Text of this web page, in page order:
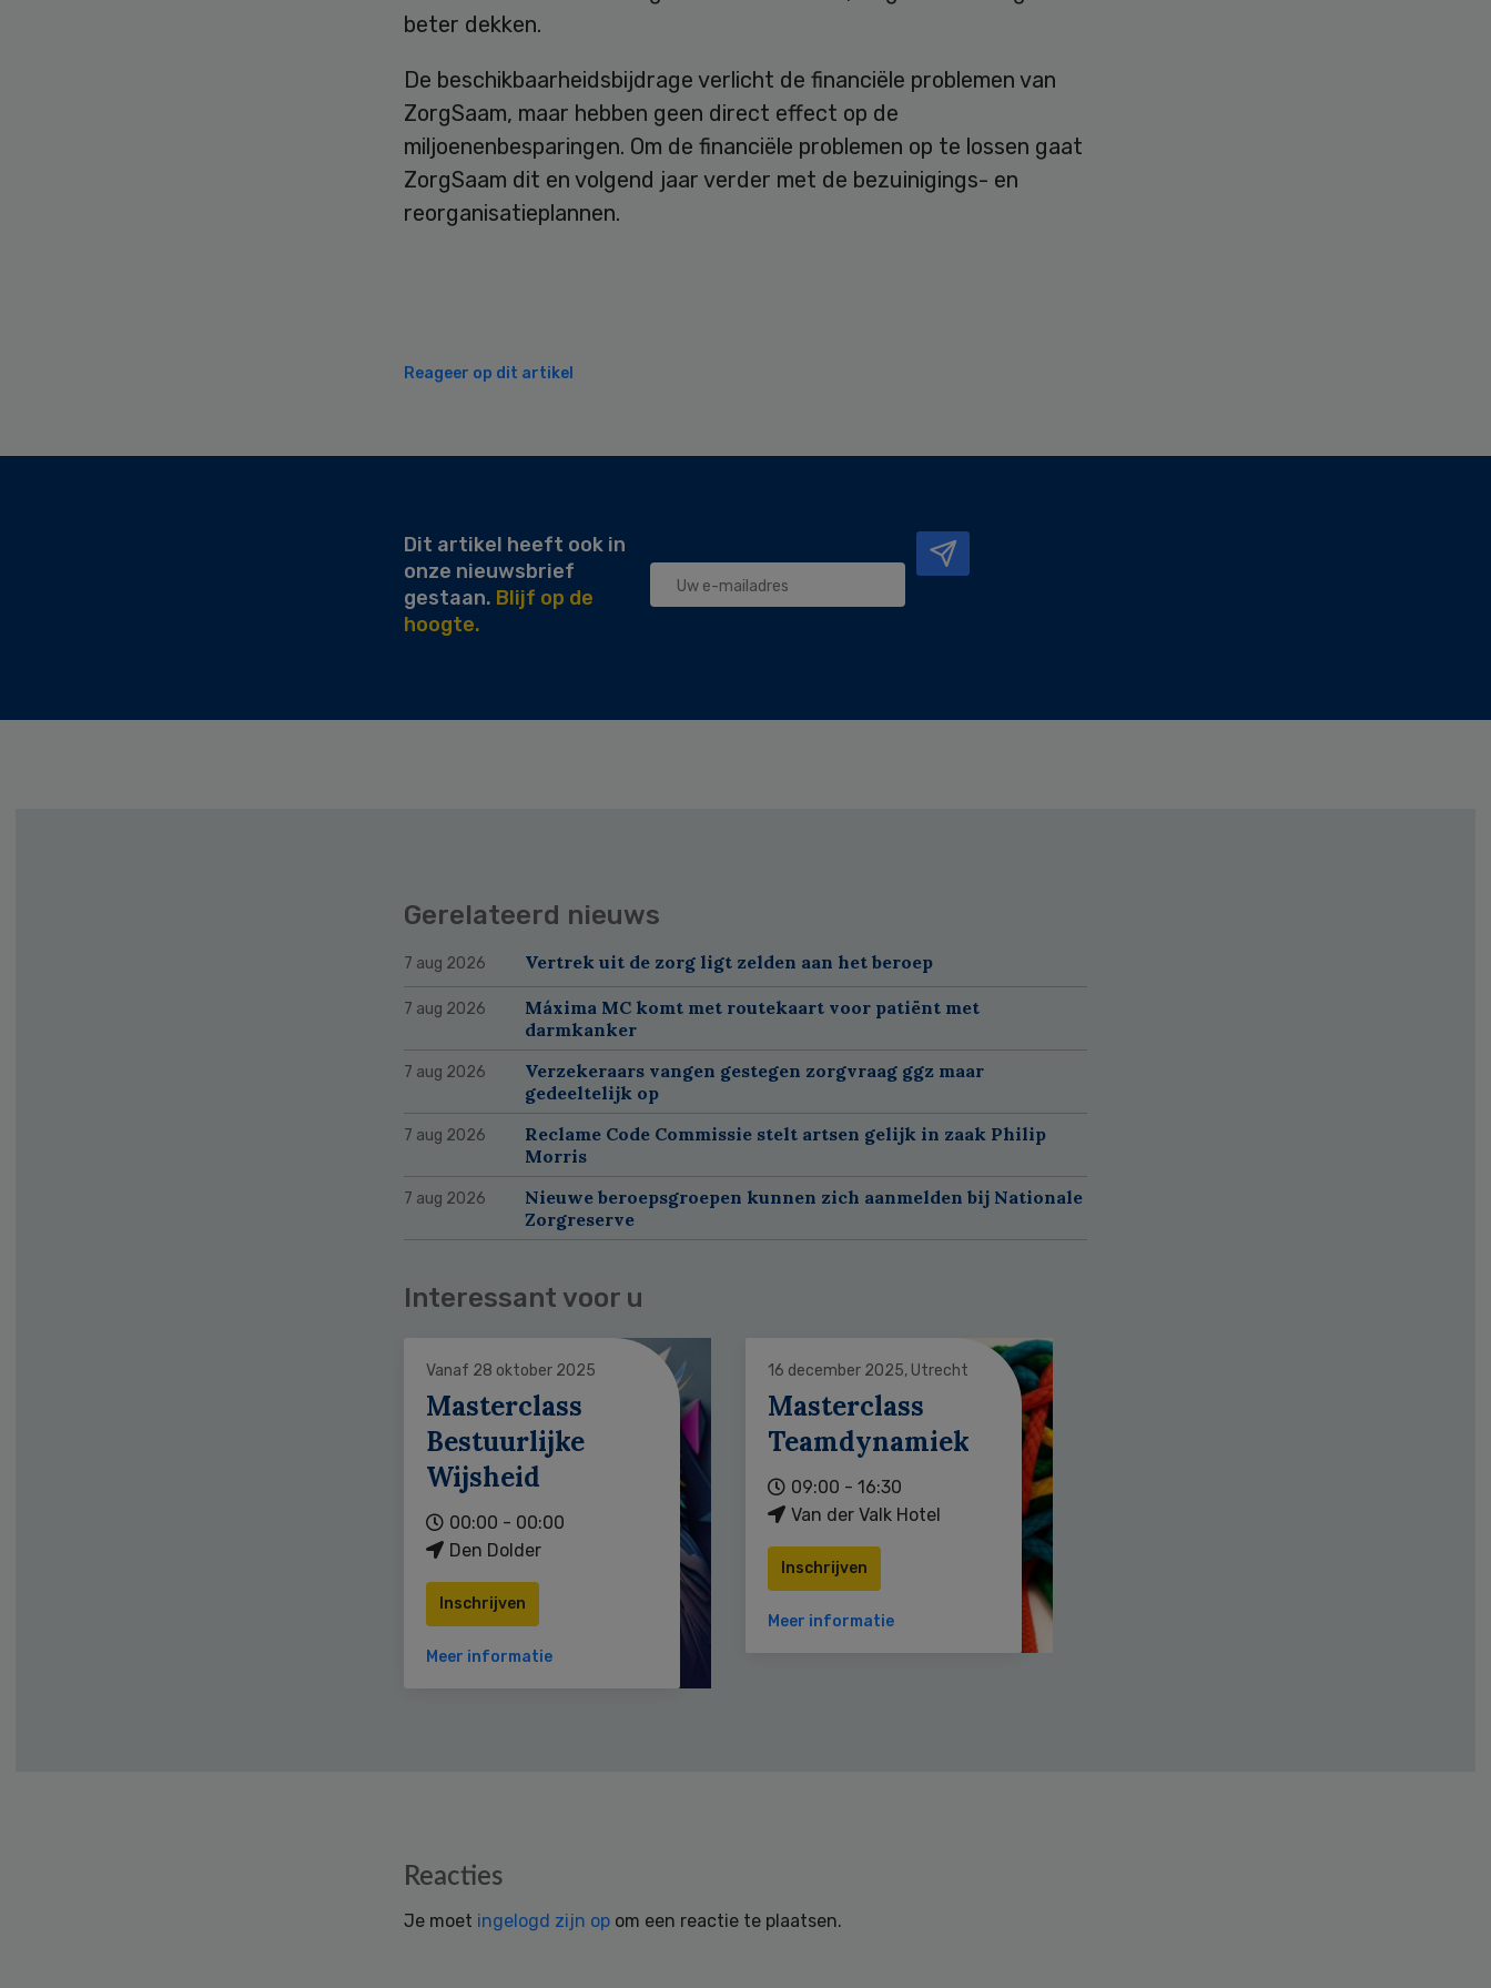
beter dekken.
De beschikbaarheidsbijdrage verlicht de financiële problemen van
ZorgSaam, maar hebben geen direct effect op de
miljoenenbesparingen. Om de financiële problemen op te lossen gaat
ZorgSaam dit en volgend jaar verder met de bezuinigings- en
reorganisatieplannen.
Reageer op dit artikel
Dit artikel heeft ook in
onze nieuwsbrief
gestaan. Blijf op de
hoogte.
Gerelateerd nieuws
7 aug 2026 Vertrek uit de zorg ligt zelden aan het beroep
7 aug 2026
Máxima MC komt met routekaart voor patiënt met
darmkanker
7 aug 2026
Verzekeraars vangen gestegen zorgvraag ggz maar
gedeeltelijk op
7 aug 2026
Reclame Code Commissie stelt artsen gelijk in zaak Philip
Morris
7 aug 2026
Nieuwe beroepsgroepen kunnen zich aanmelden bij Nationale
Zorgreserve
Interessant voor u
Vanaf 28 oktober 2025
Masterclass
Bestuurlijke
Wijsheid
00:00 - 00:00
Den Dolder
Inschrijven
Meer informatie
16 december 2025, Utrecht
Masterclass
Teamdynamiek
09:00 - 16:30
Van der Valk Hotel
Inschrijven
Meer informatie
Reacties
Je moet ingelogd zijn op om een reactie te plaatsen.